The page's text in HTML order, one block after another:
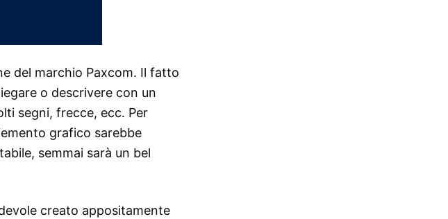
del marchio Paxcom. Il fatto
o descrivere con un
segni, frecce, ecc. Per
grafico sarebbe
semmai sarà un bel
creato appositamente